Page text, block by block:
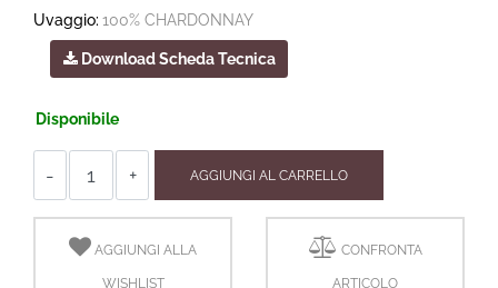
Uvaggio: 100% CHARDONNAY
Download Scheda Tecnica
Disponibile
AGGIUNGI AL CARRELLO
AGGIUNGI ALLA
WISHLIST
CONFRONTA
ARTICOLO